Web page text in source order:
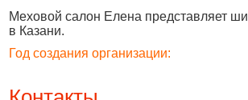
Меховой салон Елена представляет
в Казани.
Год создания организации: